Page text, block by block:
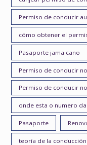
Permiso de conducir
cómo obtener el
Pasaporte jamaicano
Permiso de conducir
Permiso de conducir
onde esta o numero
Pasaporte
teoría de la